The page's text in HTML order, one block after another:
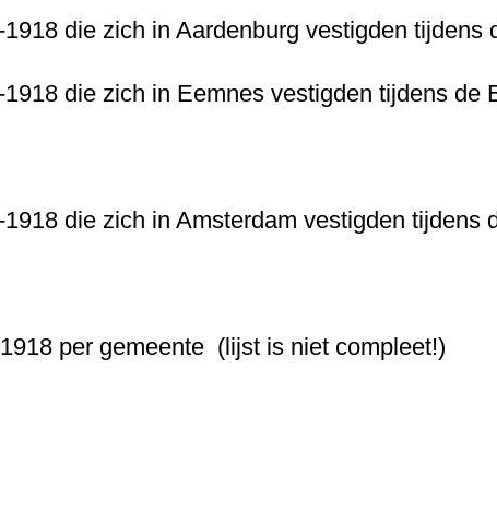
die zich in Aardenburg vestigden tijdens
die zich in Eemnes vestigden tijdens de
die zich in Amsterdam vestigden tijdens
per gemeente (lijst is niet compleet!)